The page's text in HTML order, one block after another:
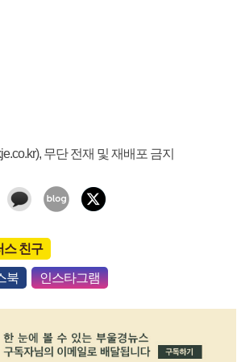
무단 전재 및 재배포 금지
스 친구
북 인스타그램